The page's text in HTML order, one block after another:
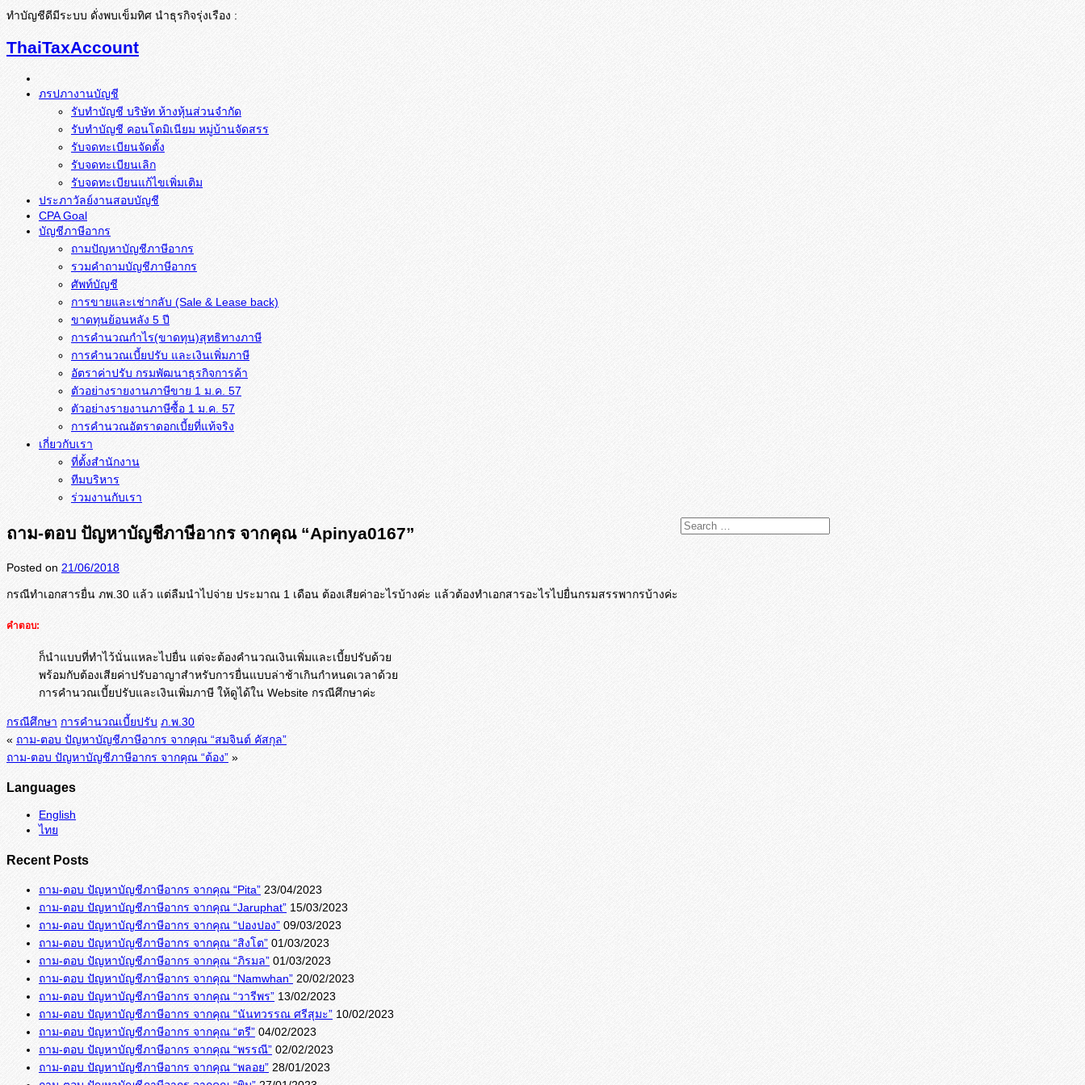
ทำบัญชีดีมีระบบ ดั่งพบเข็มทิศ นำธุรกิจรุ่งเรือง :
ThaiTaxAccount
ภรปภางานบัญชี
รับทำบัญชี บริษัท ห้างหุ้นส่วนจำกัด
รับทำบัญชี คอนโดมิเนียม หมู่บ้านจัดสรร
รับจดทะเบียนจัดตั้ง
รับจดทะเบียนเลิก
รับจดทะเบียนแก้ไขเพิ่มเติม
ประภาวัลย์งานสอบบัญชี
CPA Goal
บัญชีภาษีอากร
ถามปัญหาบัญชีภาษีอากร
รวมคำถามบัญชีภาษีอากร
ศัพท์บัญชี
การขายและเช่ากลับ (Sale & Lease back)
ขาดทุนย้อนหลัง 5 ปี
การคำนวณกำไร(ขาดทุน)สุทธิทางภาษี
การคำนวณเบี้ยปรับ และเงินเพิ่มภาษี
อัตราค่าปรับ กรมพัฒนาธุรกิจการค้า
ตัวอย่างรายงานภาษีขาย 1 ม.ค. 57
การคำนวณอัตราดอกเบี้ยที่แท้จริง
เกี่ยวกับเรา
ที่ตั้งสำนักงาน
ทีมบริหาร
ร่วมงานกับเรา
ถาม-ตอบ ปัญหาบัญชีภาษีอากร จากคุณ “Apinya0167”
Posted on 21/06/2018
กรณีทำเอกสารยื่น ภพ.30 แล้ว แต่ลืมนำไปจ่าย ประมาณ 1 เดือน ต้องเสียค่าอะไรบ้างค่ะ แล้วต้องทำเอกสารอะไรไปยื่นกรมสรรพากรบ้างค่ะ
คำตอบ:
ก็นำแบบที่ทำไว้นั่นแหละไปยื่น แต่จะต้องคำนวณเงินเพิ่มและเบี้ยปรับด้วย
พร้อมกับต้องเสียค่าปรับอาญาสำหรับการยื่นแบบล่าช้าเกินกำหนดเวลาด้วย
การคำนวณเบี้ยปรับและเงินเพิ่มภาษี ให้ดูได้ใน Website กรณีศึกษาค่ะ
กรณีศึกษา การคำนวณเบี้ยปรับ ภ.พ.30
« ถาม-ตอบ ปัญหาบัญชีภาษีอากร จากคุณ “สมจินต์ คัสกุล”
ถาม-ตอบ ปัญหาบัญชีภาษีอากร จากคุณ “ต้อง” »
Languages
English
ไทย
Recent Posts
ถาม-ตอบ ปัญหาบัญชีภาษีอากร จากคุณ “Pita” 23/04/2023
ถาม-ตอบ ปัญหาบัญชีภาษีอากร จากคุณ “Jaruphat” 15/03/2023
ถาม-ตอบ ปัญหาบัญชีภาษีอากร จากคุณ “ปองปอง” 09/03/2023
ถาม-ตอบ ปัญหาบัญชีภาษีอากร จากคุณ “สิงโต” 01/03/2023
ถาม-ตอบ ปัญหาบัญชีภาษีอากร จากคุณ “ภิรมล” 01/03/2023
ถาม-ตอบ ปัญหาบัญชีภาษีอากร จากคุณ “Namwhan” 20/02/2023
ถาม-ตอบ ปัญหาบัญชีภาษีอากร จากคุณ “วารีพร” 13/02/2023
ถาม-ตอบ ปัญหาบัญชีภาษีอากร จากคุณ “นันทวรรณ ศรีสุมะ” 10/02/2023
ถาม-ตอบ ปัญหาบัญชีภาษีอากร จากคุณ “ตรี” 04/02/2023
ถาม-ตอบ ปัญหาบัญชีภาษีอากร จากคุณ “พรรณี” 02/02/2023
ถาม-ตอบ ปัญหาบัญชีภาษีอากร จากคุณ “พลอย” 28/01/2023